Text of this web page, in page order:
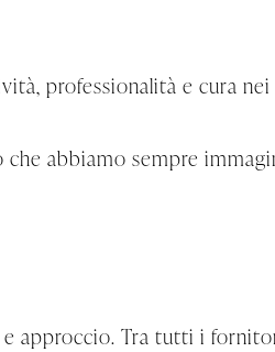
professionalità e cura
abbiamo sempre
approccio. Tra tutti i